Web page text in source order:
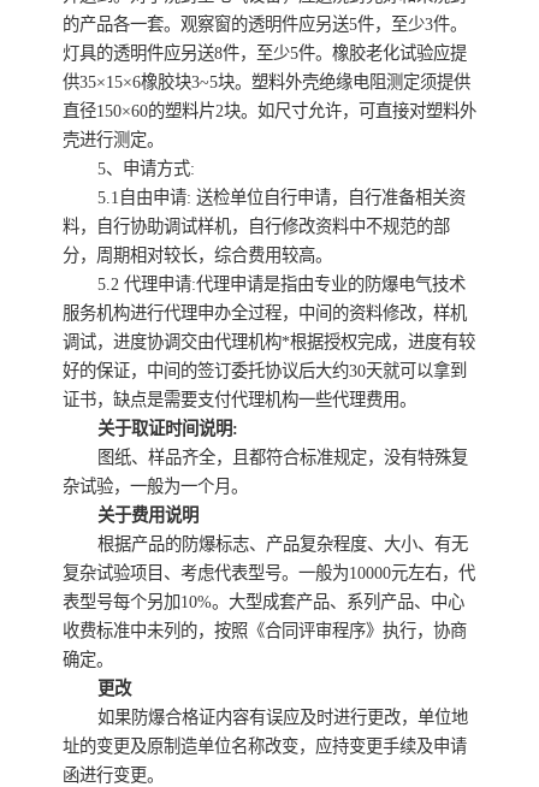
的产品各一套。观察窗的透明件应另送5件，至少3件。
灯具的透明件应另送8件，至少5件。橡胶老化试验应提
供35×15×6橡胶块3~5块。塑料外壳绝缘电阻测定须提供
直径150×60的塑料片2块。如尺寸允许，可直接对塑料外
壳进行测定。
5、申请方式:
5.1自由申请: 送检单位自行申请，自行准备相关资
料，自行协助调试样机，自行修改资料中不规范的部
分，周期相对较长，综合费用较高。
5.2 代理申请:代理申请是指由专业的防爆电气技术
服务机构进行代理申办全过程，中间的资料修改，样机
调试，进度协调交由代理机构*根据授权完成，进度有较
好的保证，中间的签订委托协议后大约30天就可以拿到
证书，缺点是需要支付代理机构一些代理费用。
关于取证时间说明:
图纸、样品齐全，且都符合标准规定，没有特殊复
杂试验，一般为一个月。
关于费用说明
根据产品的防爆标志、产品复杂程度、大小、有无
复杂试验项目、考虑代表型号。一般为10000元左右，代
表型号每个另加10%。大型成套产品、系列产品、中心
收费标准中未列的，按照《合同评审程序》执行，协商
确定。
更改
如果防爆合格证内容有误应及时进行更改，单位地
址的变更及原制造单位名称改变，应持变更手续及申请
函进行变更。